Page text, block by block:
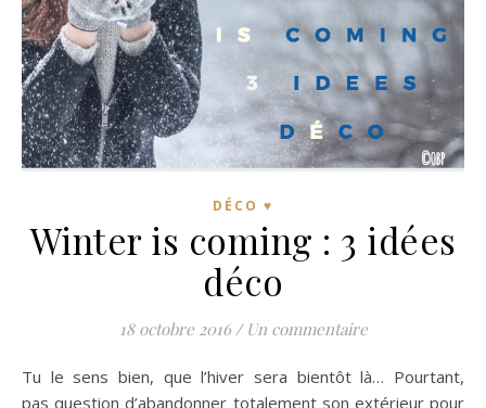
DÉCO ♥
Winter is coming : 3 idées
déco
18 octobre 2016 / Un commentaire
Tu le sens bien, que l’hiver sera bientôt là… Pourtant,
pas question d’abandonner totalement son extérieur pour